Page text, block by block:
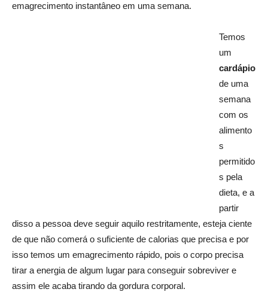
emagrecimento instantâneo em uma semana.
Temos
um
cardápio
de uma
semana
com os
alimento
s
permitido
s pela
dieta, e a
partir
disso a pessoa deve seguir aquilo restritamente, esteja ciente
de que não comerá o suficiente de calorias que precisa e por
isso temos um emagrecimento rápido, pois o corpo precisa
tirar a energia de algum lugar para conseguir sobreviver e
assim ele acaba tirando da gordura corporal.